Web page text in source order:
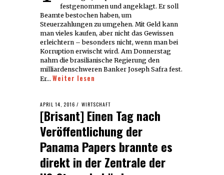
festgenommen und angeklagt. Er soll
Beamte bestochen haben, um
Steuerzahlungen zu umgehen. Mit Geld kann
man vieles kaufen, aber nicht das Gewissen
erleichtern – besonders nicht, wenn man bei
Korruption erwischt wird. Am Donnerstag
nahm die brasilianische Regierung den
milliardenschweren Banker Joseph Safra fest.
Er… Weiter lesen
POSTED
ON
APRIL 14, 2016 APRIL
15,
2016
WIRTSCHAFT
[Brisant] Einen Tag nach
Veröffentlichung der
Panama Papers brannte es
direkt in der Zentrale der